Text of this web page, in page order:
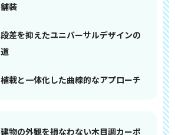
舗装
段差を抑えたユニバーサルデザインの
道
植栽と一体化した曲線的なアプローチ
建物の外観を損なわない木目調カーポ